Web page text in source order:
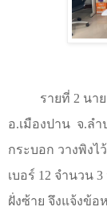
รายที่ 2 นา
อ.เมืองปาน จ.ลำ
กระบอก วางพิงไ
เบอร์ 12 จำนวน 3
ฝั่งซ้าย จึงแจ้งข้อ